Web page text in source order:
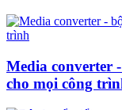
Media converter
cho mọi công